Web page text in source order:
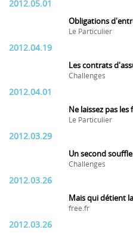
2012.05.01
Obligations
Le Particulier
2012.04.19
Les contrats
Challenges
2012.04.01
Ne laissez pas
Le Particulier
2012.03.29
Un second
Challenges
2012.03.26
Mais qui détient
free.fr
2012.03.26